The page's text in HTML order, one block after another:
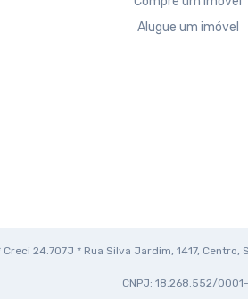
Alugue um imóvel
24.707J * Rua Silva Jardim, 1417, Centro,
CNPJ: 18.268.552/